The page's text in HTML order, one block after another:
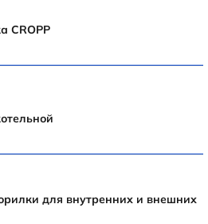
CROPP
для внутренних и внешних